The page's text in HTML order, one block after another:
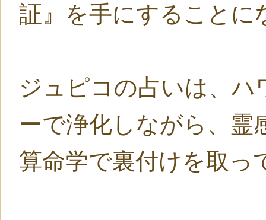
証』を手にすることに
ジュピコの占いは、
ーで浄化しながら、霊
算命学で裏付けを取っ